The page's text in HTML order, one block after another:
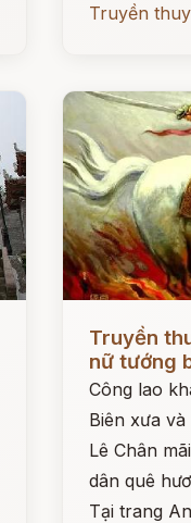
Truyền
Đọc ngay
Truyền
nữ tướng
Công lao
Biên xưa
Lê Chân
dân quê
Tại trang